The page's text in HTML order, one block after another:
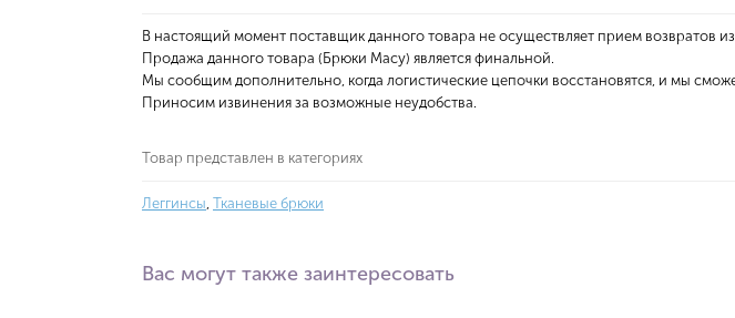
В настоящий момент поставщик данного товара не осуществляет прием возвратов
Продажа данного товара (Брюки Macy) является финальной.
Мы сообщим дополнительно, когда логистические цепочки восстановятся, и мы
Приносим извинения за возможные неудобства.
Товар представлен в категориях
Леггинсы, Тканевые брюки
Вас могут также заинтересовать